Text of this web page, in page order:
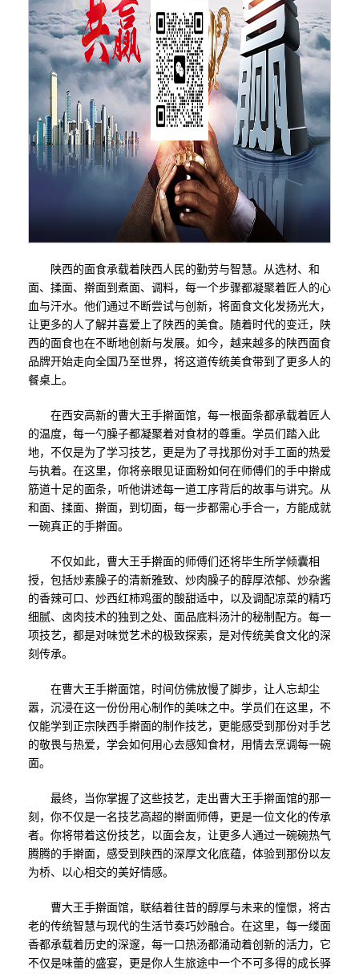
陕西的面食承载着陕西人民的勤劳与智慧。从选材、和
面、揉面、擀面到煮面、调料，每一个步骤都凝聚着匠人的心
血与汗水。他们通过不断尝试与创新，将面食文化发扬光大，
让更多的人了解并喜爱上了陕西的美食。随着时代的变迁，陕
西的面食也在不断地创新与发展。如今，越来越多的陕西面食
品牌开始走向全国乃至世界，将这道传统美食带到了更多人的
餐桌上。
在西安高新的曹大王手擀面馆，每一根面条都承载着匠人
的温度，每一勺臊子都凝聚着对食材的尊重。学员们踏入此
地，不仅是为了学习技艺，更是为了寻找那份对手工面的热爱
与执着。在这里，你将亲眼见证面粉如何在师傅们的手中擀成
筋道十足的面条，听他讲述每一道工序背后的故事与讲究。从
和面、揉面、擀面，到切面，每一步都需心手合一，方能成就
一碗真正的手擀面。
不仅如此，曹大王手擀面的师傅们还将毕生所学倾囊相
授，包括炒素臊子的清新雅致、炒肉臊子的醇厚浓郁、炒杂酱
的香辣可口、炒西红柿鸡蛋的酸甜适中，以及调配凉菜的精巧
细腻、卤肉技术的独到之处、面品底料汤汁的秘制配方。每一
项技艺，都是对味觉艺术的极致探索，是对传统美食文化的深
刻传承。
在曹大王手擀面馆，时间仿佛放慢了脚步，让人忘却尘
嚣，沉浸在这一份份用心制作的美味之中。学员们在这里，不
仅能学到正宗陕西手擀面的制作技艺，更能感受到那份对手艺
的敬畏与热爱，学会如何用心去感知食材，用情去烹调每一碗
面。
最终，当你掌握了这些技艺，走出曹大王手擀面馆的那一
刻，你不仅是一名技艺高超的擀面师傅，更是一位文化的传承
者。你将带着这份技艺，以面会友，让更多人通过一碗碗热气
腾腾的手擀面，感受到陕西的深厚文化底蕴，体验到那份以友
为桥、以心相交的美好情感。
曹大王手擀面馆，联结着往昔的醇厚与未来的憧憬，将古
老的传统智慧与现代的生活节奏巧妙融合。在这里，每一缕面
香都承载着历史的深邃，每一口热汤都涌动着创新的活力，它
不仅是味蕾的盛宴，更是你人生旅途中一个不可多得的成长驿